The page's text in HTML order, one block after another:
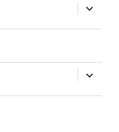
anzeigen
anzeigen